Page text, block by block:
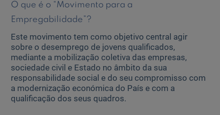
O que é o “Movimento para a
Empregabilidade”?
Este movimento tem como objetivo central agir
sobre o desemprego de jovens qualificados,
mediante a mobilização coletiva das empresas,
sociedade civil e Estado no âmbito da sua
responsabilidade social e do seu compromisso com
a modernização económica do País e com a
qualificação dos seus quadros.